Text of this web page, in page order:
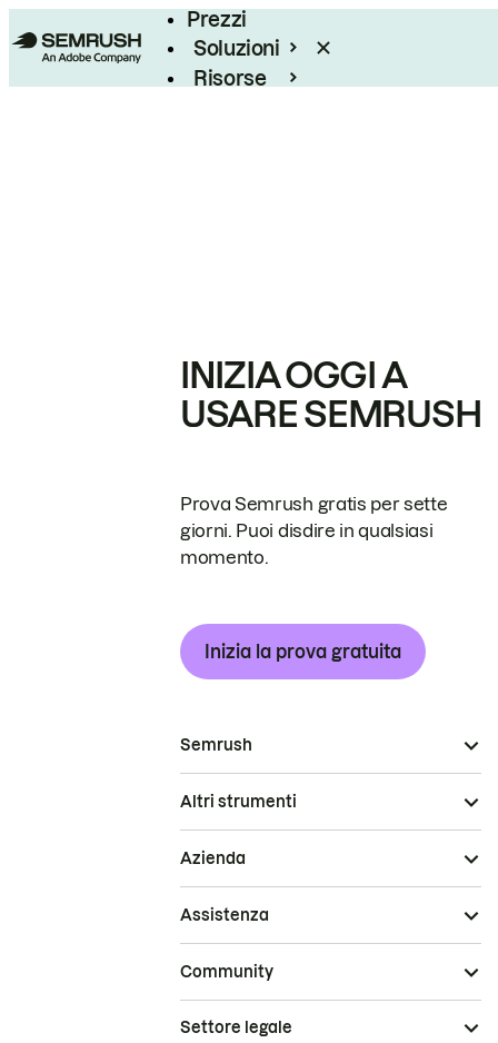
Prezzi
Soluzioni
Risorse
INIZIA OGGI A
USARE SEMRUSH
Prova Semrush gratis per sette
giorni. Puoi disdire in qualsiasi
momento.
Inizia la prova gratuita
Semrush
Altri strumenti
Azienda
Assistenza
Community
Settore legale